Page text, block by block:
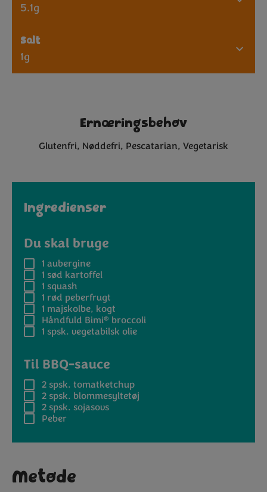
5.1g
Salt
1g
Ernæringsbehov
Glutenfri Nøddefri Pescatarian Vegetarisk
Ingredienser
Du skal bruge
1 aubergine
1 sød kartoffel
1 squash
1 rød peberfrugt
1 majskolbe, kogt
Håndfuld Bimi® broccoli
1 spsk. vegetabilsk olie
Til BBQ-sauce
2 spsk. tomatketchup
2 spsk. blommesyltetøj
2 spsk. sojasovs
Peber
Metode